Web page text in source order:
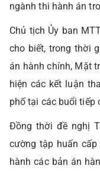
ngành thi hành án
Chủ tịch Ủy ban
cho biết, trong thời
án hành chính, Mặt
hiện các kết luận
phố tại các buổi tiếp
Đồng thời đề nghị
cường tập huấn
hành các bản án